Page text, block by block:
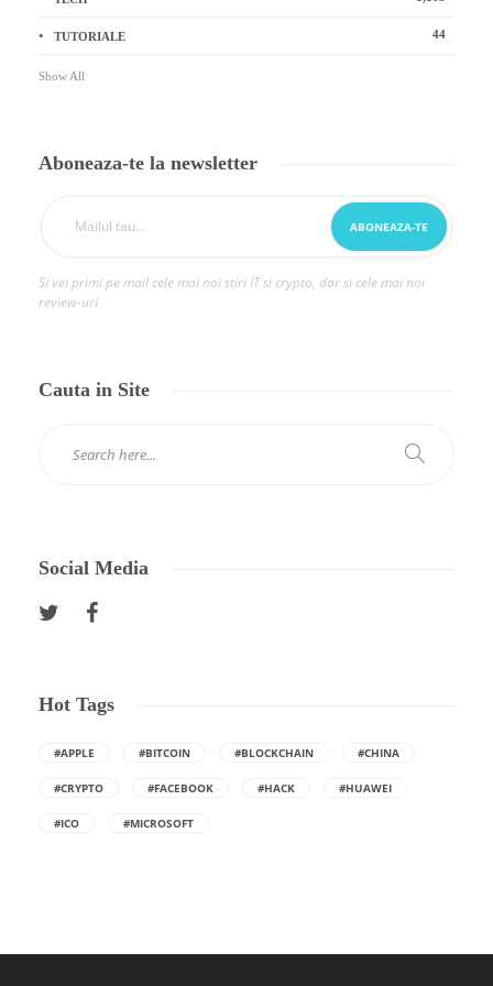
TUTORIALE 44
Show All
Aboneaza-te la newsletter
Si vei primi pe mail cele mai noi stiri IT si crypto, dar si cele mai noi
review-uri
Cauta in Site
Social Media
Hot Tags
#APPLE #BITCOIN #BLOCKCHAIN #CHINA
#CRYPTO #FACEBOOK #HACK #HUAWEI
#ICO #MICROSOFT